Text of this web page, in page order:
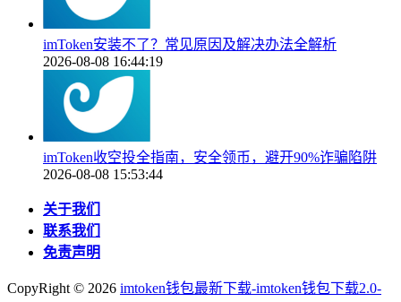
imToken安装不了？常见原因及解决办法全解析
2026-08-08 16:44:19
imToken收空投全指南，安全领币，避开90%诈骗陷阱
2026-08-08 15:53:44
关于我们
联系我们
免责声明
CopyRight © 2026 imtoken钱包最新下载-imtoken钱包下载2.0-